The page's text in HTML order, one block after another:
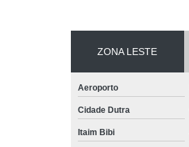
ZONA LESTE
Aeroporto
Cidade Dutra
Itaim Bibi